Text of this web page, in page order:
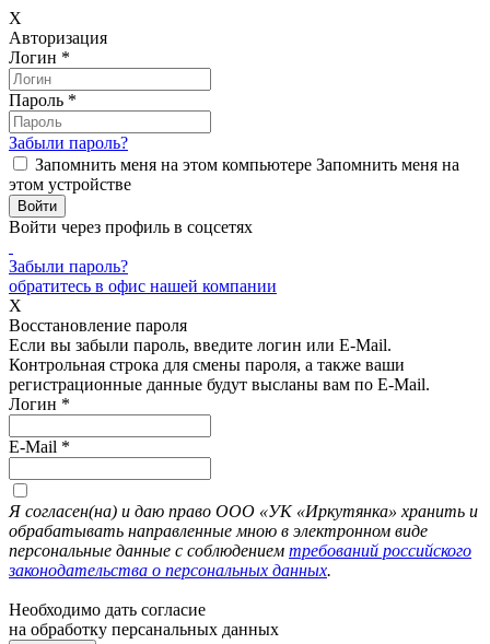
X
Авторизация
Логин *
Пароль *
Забыли пароль?
Запомнить меня на этом компьютере Запомнить меня на
этом устройстве
Войти через профиль в соцсетях
Забыли пароль?
обратитесь в офис нашей компании
X
Восстановление пароля
Если вы забыли пароль, введите логин или E-Mail.
Контрольная строка для смены пароля, а также ваши
регистрационные данные будут высланы вам по E-Mail.
Логин *
E-Mail *
Я согласен(на) и даю право ООО «УК «Иркутянка» хранить и
обрабатывать направленные мною в электронном виде
персональные данные с соблюдением требований российского
законодательства о персональных данных.
Необходимо дать согласие
на обработку персанальных данных